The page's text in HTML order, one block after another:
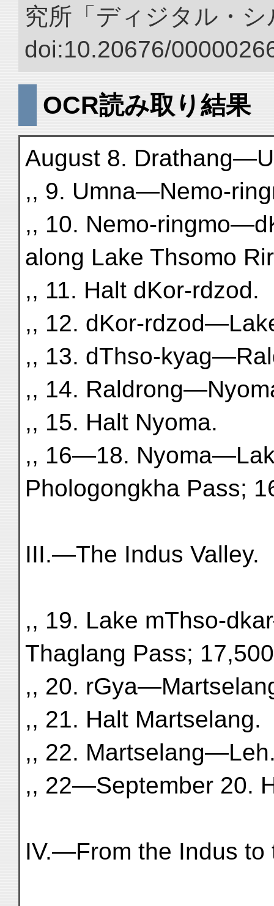
究所「ディジタル・
doi:10.20676/
OCR読み取り結果
August 8.
,, 9. Umna—Nemo-
,, 10. Nemo-
along Lake Thsomo
,, 11. Halt dKor-rdzod.
,, 12. dKor-
,, 13. dThso-
,, 14.
,, 15. Halt Nyoma.
,, 16—18.
Phologongkha Pass;
III.—The Indus Valley.
,, 19. Lake mThso-
Thaglang Pass;
,, 20.
,, 21. Halt Martselang.
,, 22.
,, 22—September 20.
IV.—From the Indus to